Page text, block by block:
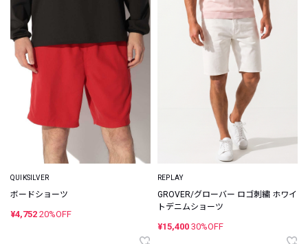
QUIKSILVER
ボードショーツ
¥4,752 20%OFF
REPLAY
GROVER/グローバー ロゴ刺繍 ホワイ
トデニムショーツ
¥15,400 30%OFF